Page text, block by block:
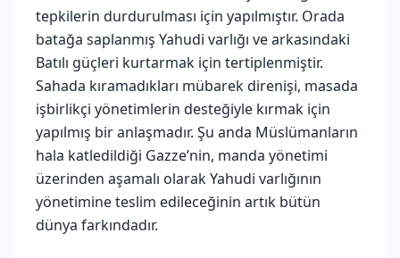
tepkilerin durdurulması için yapılmıştır. Orada
batağa saplanmış Yahudi varlığı ve arkasındaki
Batılı güçleri kurtarmak için tertiplenmiştir.
Sahada kıramadıkları mübarek direnişi, masada
işbirlikçi yönetimlerin desteğiyle kırmak için
yapılmış bir anlaşmadır. Şu anda Müslümanların
hala katledildiği Gazze’nin, manda yönetimi
üzerinden aşamalı olarak Yahudi varlığının
yönetimine teslim edileceğinin artık bütün
dünya farkındadır.